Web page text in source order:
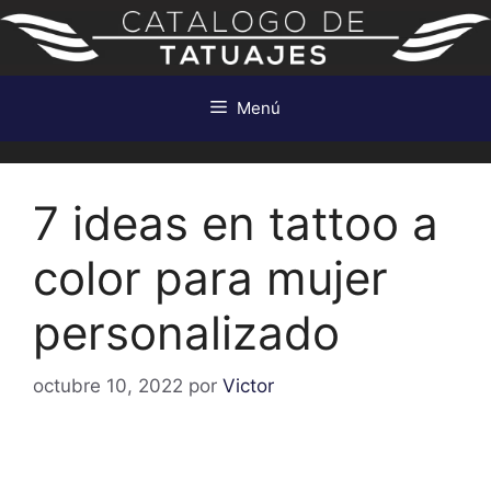
Saltar
contenido
Menú
7 ideas en tattoo a
color para mujer
personalizado
octubre 10, 2022 por Victor